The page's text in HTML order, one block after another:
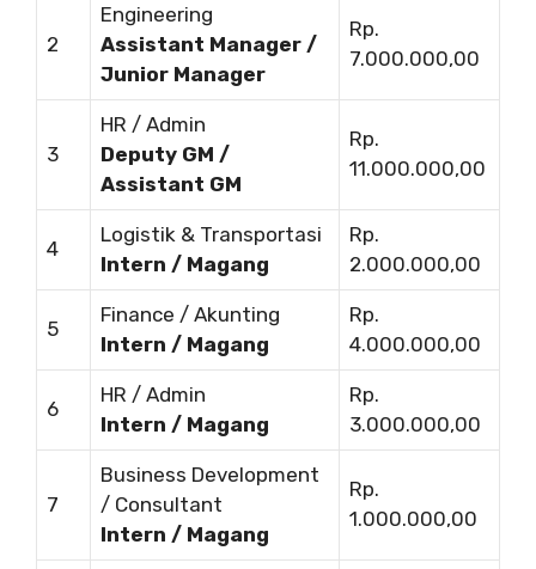
2
Engineering
Assistant Manager /
Junior Manager
Rp.
7.000.000,00
3
HR / Admin
Deputy GM /
Assistant GM
Rp.
11.000.000,00
4
Logistik & Transportasi
Intern / Magang
Rp.
2.000.000,00
5
Finance / Akunting
Intern / Magang
Rp.
4.000.000,00
6
HR / Admin
Intern / Magang
Rp.
3.000.000,00
7
Business Development
/ Consultant
Intern / Magang
Rp.
1.000.000,00